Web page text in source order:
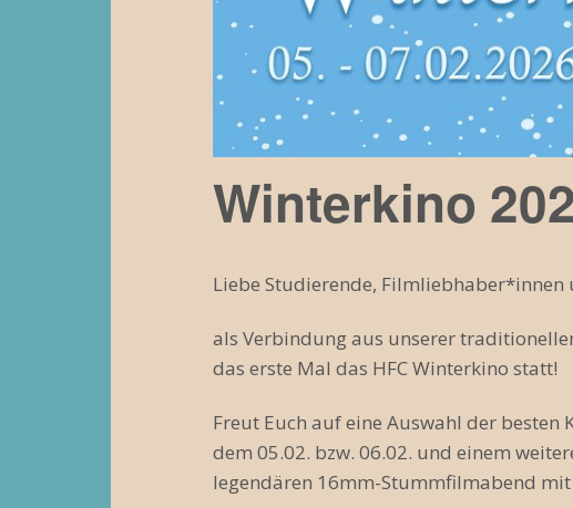
Winterkino
Liebe Studierende,
als Verbindung aus unserer
das erste Mal das HFC Winterkino statt!
Freut Euch auf eine Auswahl der
dem 05.02. bzw. 06.02. und einem
legendären 16mm-Stummfilmabend